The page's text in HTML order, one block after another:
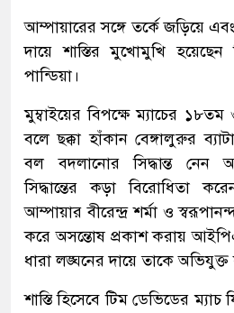
আম্পায়ারের সঙ্গে তর্কে জড়িয়ে
দায়ে শাস্তির মুখোমুখি
পান্ডিয়া।
মুম্বাইয়ের বিপক্ষে ম্যাচের ১৮তম
বলে ছক্কা হাঁকান বেঙ্গালুরুর
বল বদলানোর সিদ্ধান্ত নেন
সিদ্ধান্তের কড়া বিরোধিতা
আম্পায়ার বীরেন্দ্র শর্মা ও
করে অসন্তোষ প্রকাশ করায়
ধারা লঙ্ঘনের দায়ে তাকে
শাস্তি হিসেবে টিম ডেভিডের